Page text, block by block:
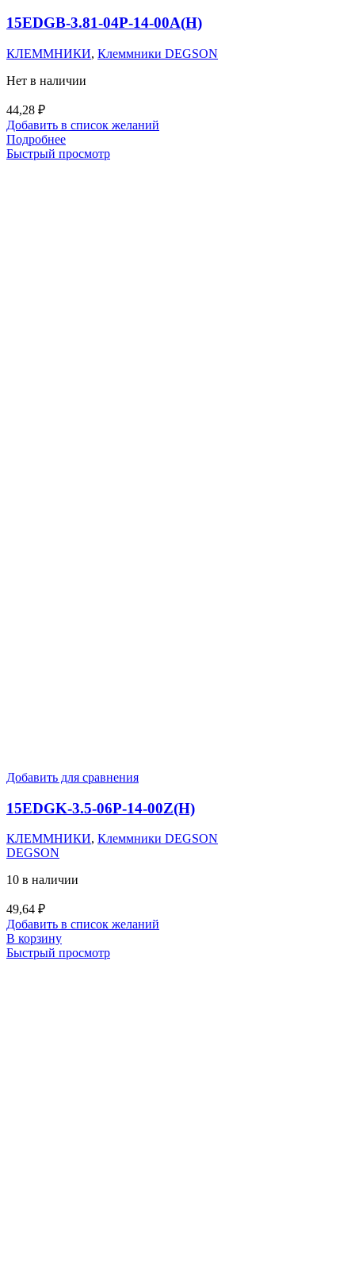
15EDGB-3.81-04P-14-00A(H)
КЛЕММНИКИ, Клеммники DEGSON
Нет в наличии
44,28 ₽
Добавить в список желаний
Подробнее
Быстрый просмотр
Добавить для сравнения
15EDGK-3.5-06P-14-00Z(H)
КЛЕММНИКИ, Клеммники DEGSON
DEGSON
10 в наличии
49,64 ₽
Добавить в список желаний
В корзину
Быстрый просмотр